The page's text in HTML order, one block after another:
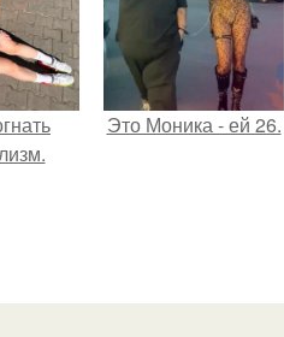
Это Моника - ей 26.